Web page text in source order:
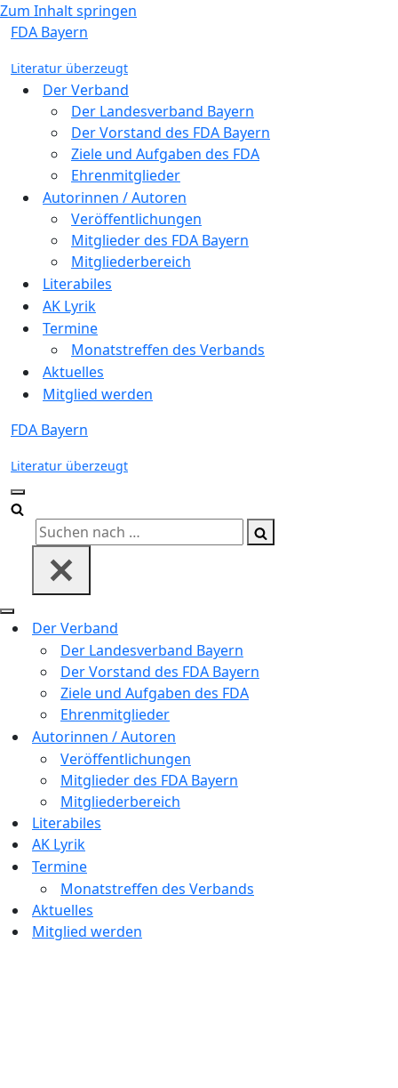
Zum Inhalt springen
FDA Bayern
Literatur überzeugt
Der Verband
Der Landesverband Bayern
Der Vorstand des FDA Bayern
Ziele und Aufgaben des FDA
Ehrenmitglieder
Autorinnen / Autoren
Veröffentlichungen
Mitglieder des FDA Bayern
Mitgliederbereich
Literabiles
AK Lyrik
Termine
Monatstreffen des Verbands
Aktuelles
Mitglied werden
FDA Bayern
Literatur überzeugt
Navigations-
Menü
Suchen
nach …
Navigations-
Der Verband
Der Landesverband Bayern
Der Vorstand des FDA Bayern
Ziele und Aufgaben des FDA
Ehrenmitglieder
Autorinnen / Autoren
Veröffentlichungen
Mitglieder des FDA Bayern
Mitgliederbereich
Literabiles
AK Lyrik
Termine
Monatstreffen des Verbands
Aktuelles
Mitglied werden